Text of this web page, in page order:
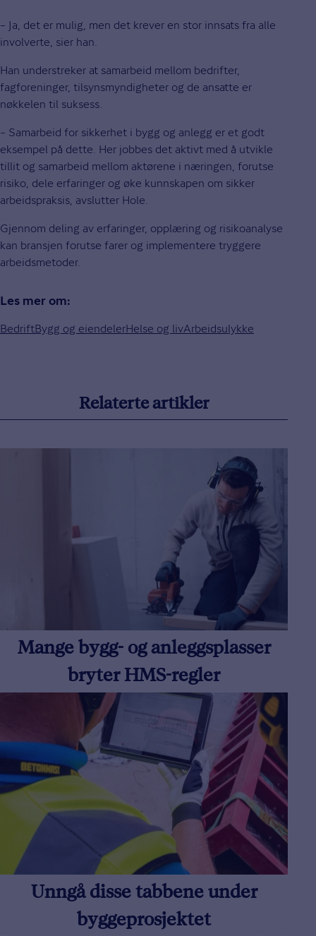
– Ja, det er mulig, men det krever en stor innsats fra alle
involverte, sier han.
Han understreker at samarbeid mellom bedrifter,
fagforeninger, tilsynsmyndigheter og de ansatte er
nøkkelen til suksess.
– Samarbeid for sikkerhet i bygg og anlegg er et godt
eksempel på dette. Her jobbes det aktivt med å utvikle
tillit og samarbeid mellom aktørene i næringen, forutse
risiko, dele erfaringer og øke kunnskapen om sikker
arbeidspraksis, avslutter Hole.
Gjennom deling av erfaringer, opplæring og risikoanalyse
kan bransjen forutse farer og implementere tryggere
arbeidsmetoder.
Les mer om:
BedriftBygg og eiendelerHelse og livArbeidsulykke
Relaterte artikler
Mange bygg- og anleggsplasser
bryter HMS-regler
Unngå disse tabbene under
byggeprosjektet